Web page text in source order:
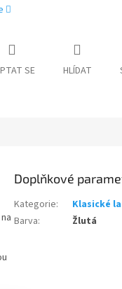
SE HLÍDAT
Doplňkové
Kategorie:
Klasické
Barva: Žlutá